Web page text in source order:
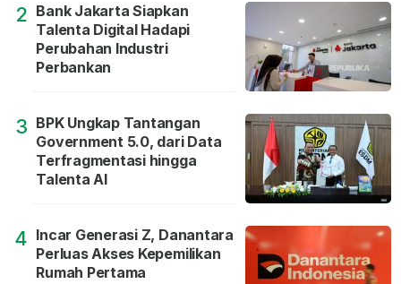
2 Bank Jakarta Siapkan
Talenta Digital Hadapi
Perubahan Industri
Perbankan
3 BPK Ungkap Tantangan
Government 5.0, dari Data
Terfragmentasi hingga
Talenta AI
4 Incar Generasi Z, Danantara
Perluas Akses Kepemilikan
Rumah Pertama